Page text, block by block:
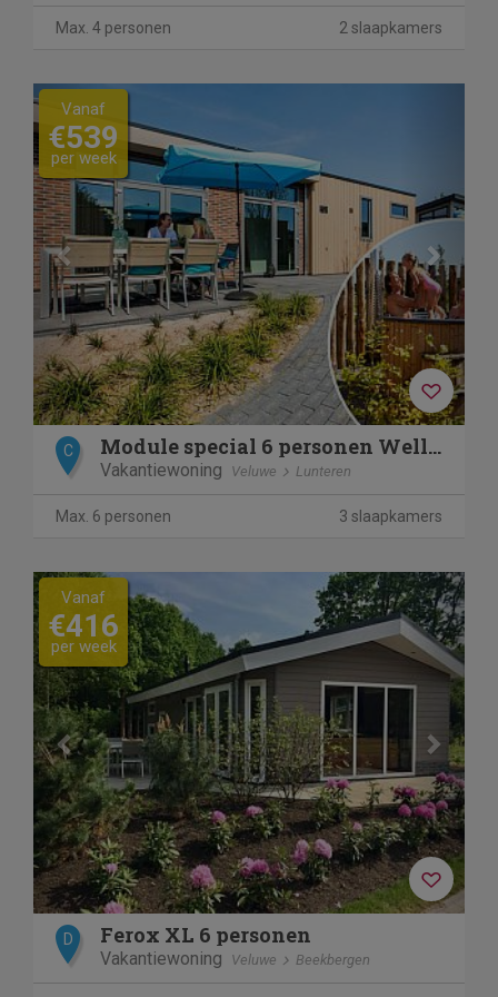
Max. 4 personen 2 slaapkamers
Previous
Vanaf
€539
per week
C Module special 6 personen Wellness (Hottub)
Vakantiewoning Veluwe Lunteren
Max. 6 personen 3 slaapkamers
Previous Next
Vanaf
€416
per week
D Ferox XL 6 personen
Vakantiewoning Veluwe Beekbergen